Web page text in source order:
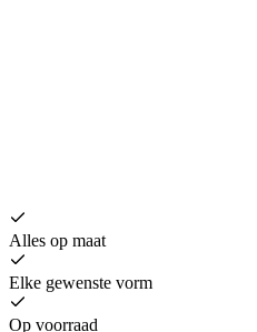
Alles op maat
Elke gewenste vorm
Op voorraad